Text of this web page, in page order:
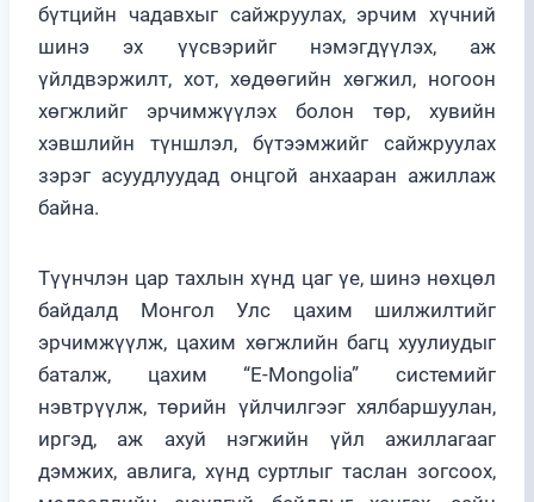
бүтцийн чадавхыг сайжруулах, эрчим хүчний
шинэ эх үүсвэрийг нэмэгдүүлэх, аж
үйлдвэржилт, хот, хөдөөгийн хөгжил, ногоон
хөгжлийг эрчимжүүлэх болон төр, хувийн
хэвшлийн түншлэл, бүтээмжийг сайжруулах
зэрэг асуудлуудад онцгой анхааран ажиллаж
байна.
Түүнчлэн цар тахлын хүнд цаг үе, шинэ нөхцөл
байдалд Монгол Улс цахим шилжилтийг
эрчимжүүлж, цахим хөгжлийн багц хуулиудыг
баталж, цахим “E-Mongolia” системийг
нэвтрүүлж, төрийн үйлчилгээг хялбаршуулан,
иргэд, аж ахуй нэгжийн үйл ажиллагааг
дэмжих, авлига, хүнд суртлыг таслан зогсоох,